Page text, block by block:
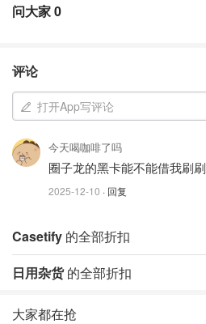
问大家0
评论
打开App写评论
今天喝咖啡了吗
圈子龙的黑卡能不能借我刷刷
2025-12-10 · 回复
Casetify 的全部折扣
日用杂货的全部折扣
大家都在抢